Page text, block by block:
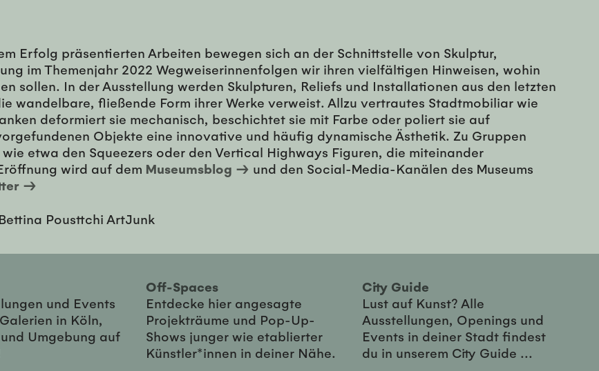
Erfolg präsentierten Arbeiten bewegen sich an der Schnittstelle von Skulptur,
im Themenjahr 2022 Wegweiserinnenfolgen wir ihren vielfältigen Hinweisen, wohin
sollen. In der Ausstellung werden Skulpturen, Reliefs und Installationen aus den letzten
wandelbare, fließende Form ihrer Werke verweist. Allzu vertrautes Stadtmobiliar wie
deformiert sie mechanisch, beschichtet sie mit Farbe oder poliert sie auf
Objekte eine innovative und häufig dynamische Ästhetik. Zu Gruppen
etwa den Squeezers oder den Vertical Highways Figuren, die miteinander
wird auf dem Museumsblog → und den Social-Media-Kanälen des Museums
→
und Events
in Köln,
Umgebung auf
Off-Spaces
Entdecke hier angesagte
Projekträume und Pop-Up-
Shows junger wie etablierter
Künstler*innen in deiner Nähe.
City Guide
Lust auf Kunst? Alle
Ausstellungen, Openings und
Events in deiner Stadt findest
du in unserem City Guide ...